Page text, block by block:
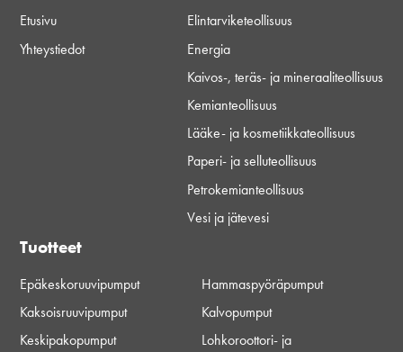
Etusivu
Yhteystiedot
Elintarviketeollisuus
Energia
Kaivos-, teräs- ja mineraaliteollisuus
Kemianteollisuus
Lääke- ja kosmetiikkateollisuus
Paperi- ja selluteollisuus
Petrokemianteollisuus
Vesi ja jätevesi
Tuotteet
Epäkeskoruuvipumput
Hammaspyöräpumput
Kaksoisruuvipumput
Kalvopumput
Keskipakopumput
Lohkoroottori- ja